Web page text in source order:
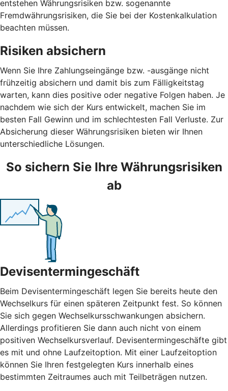
entstehen Währungsrisiken bzw. sogenannte
Fremdwährungsrisiken, die Sie bei der Kostenkalkulation
beachten müssen.
Risiken absichern
Wenn Sie Ihre Zahlungseingänge bzw. -ausgänge nicht
frühzeitig absichern und damit bis zum Fälligkeitstag
warten, kann dies positive oder negative Folgen haben. Je
nachdem wie sich der Kurs entwickelt, machen Sie im
besten Fall Gewinn und im schlechtesten Fall Verluste. Zur
Absicherung dieser Währungsrisiken bieten wir Ihnen
unterschiedliche Lösungen.
So sichern Sie Ihre Währungsrisiken
ab
Devisentermingeschäft
Beim Devisentermingeschäft legen Sie bereits heute den
Wechselkurs für einen späteren Zeitpunkt fest. So können
Sie sich gegen Wechselkursschwankungen absichern.
Allerdings profitieren Sie dann auch nicht von einem
positiven Wechselkursverlauf. Devisentermingeschäfte gibt
es mit und ohne Laufzeitoption. Mit einer Laufzeitoption
können Sie Ihren festgelegten Kurs innerhalb eines
bestimmten Zeitraumes auch mit Teilbeträgen nutzen.